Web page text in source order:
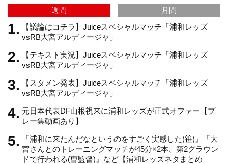
m h
a
n
e
週間
月間
【議論はコチラ】Juiceスペシャルマッチ「浦和レッズ
vsRB大宮アルディージャ」
【テキスト実況】Juiceスペシャルマッチ「浦和レッズ
vsRB大宮アルディージャ」
【スタメン発表】Juiceスペシャルマッチ「浦和レッズ
vsRB大宮アルディージャ」
元日本代表DF山根視来に浦和レッズが正式オファー【プ
レー集動画あり】
『浦和に来たんだなというのをすごく実感した(笹)』『大
宮さんとのトレーニングマッチが45分×2本、第2グラウン
ドで行われる(曺監督)』など【浦和レッズネタまとめ